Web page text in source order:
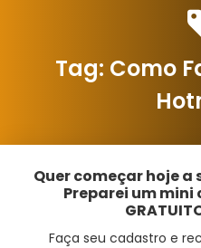
Tag: Como
Quer começar hoje
Preparei um mini
Faça seu cadastro e